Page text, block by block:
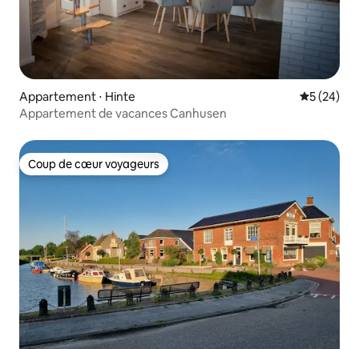
Appartement ⋅ Hinte
5 (24)
Appartement de vacances Canhusen
Coup de cœur voyageurs
Coup de cœur voyageurs